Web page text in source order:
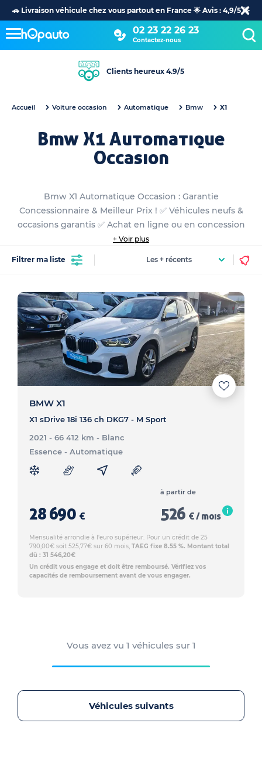
🚗 Livraison véhicule chez vous partout en France 🌟 Avis : 4,9/5 🌟
02 23 22 26 23
Contactez-nous
Clients heureux 4.9/5
Accueil Voiture occasion Automatique Bmw X1
Bmw X1 Automatique
Occasion
Bmw X1 Automatique Occasion : Garantie
Concessionnaire & Meilleur Prix ! ✅ Véhicules neufs &
occasions garantis ✅ Achat en ligne ou en concession
+ Voir plus
Filtrer ma liste
BMW X1
X1 sDrive 18i 136 ch DKG7 - M Sport
2021 - 66 412 km - Blanc
Essence - Automatique
28 690 €
à partir de
526 € / mois
Mensualité arrondie à l'euro supérieur. Pour un crédit de 25
790,00€ soit 525,77€ sur 60 mois, TAEG fixe 8.55 %. Montant total
dû : 31 546,20€
Un crédit vous engage et doit être remboursé. Vérifiez vos
capacités de remboursement avant de vous engager.
Vous avez vu 1 véhicules sur 1
Véhicules suivants